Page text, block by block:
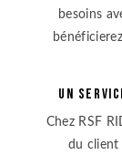
besoins
Un
Chez RSF
du client